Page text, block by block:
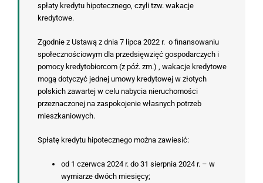
spłaty kredytu hipotecznego, czyli tzw. wakacje
kredytowe.
Zgodnie z Ustawą z dnia 7 lipca 2022 r. o finansowaniu
społecznościowym dla przedsięwzięć gospodarczych i
pomocy kredytobiorcom (z póź. zm.) , wakacje kredytowe
mogą dotyczyć jednej umowy kredytowej w złotych
polskich zawartej w celu nabycia nieruchomości
przeznaczonej na zaspokojenie własnych potrzeb
mieszkaniowych.
Spłatę kredytu hipotecznego można zawiesić:
od 1 czerwca 2024 r. do 31 sierpnia 2024 r. – w
wymiarze dwóch miesięcy;